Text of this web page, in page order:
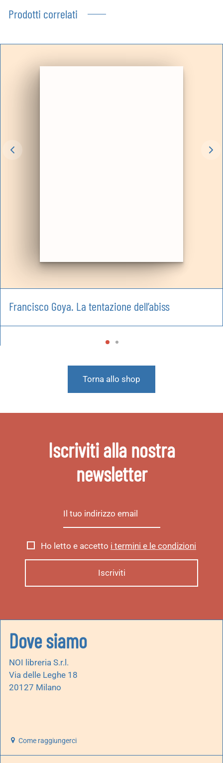
Prodotti correlati
Francisco Goya. La tentazione dell’abiss
Torna allo shop
Iscriviti alla nostra
newsletter
Ho letto e accetto i termini e le condizioni
Dove siamo
NOI libreria S.r.l.
Via delle Leghe 18
20127 Milano
Come raggiungerci